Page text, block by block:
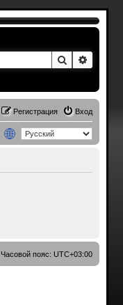
Поиск
Вход
Регистрация
Часовой пояс:UTC+03:00